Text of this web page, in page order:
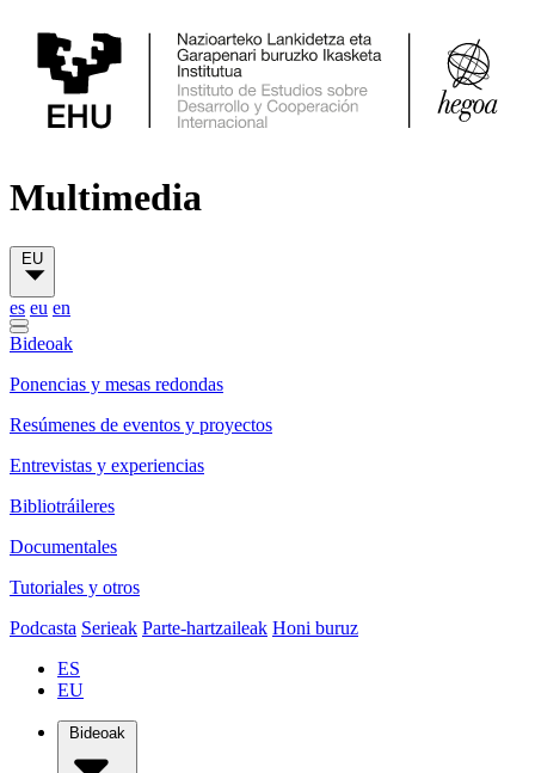
Multimedia
EU
es eu en
Bideoak
Ponencias y mesas redondas
Resúmenes de eventos y proyectos
Entrevistas y experiencias
Bibliotráileres
Documentales
Tutoriales y otros
Podcasta Serieak Parte-hartzaileak Honi buruz
ES
EU
Bideoak